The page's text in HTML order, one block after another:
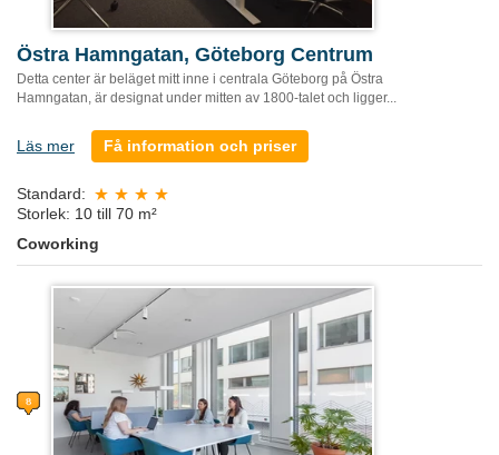
Östra Hamngatan, Göteborg Centrum
Detta center är beläget mitt inne i centrala Göteborg på Östra
Hamngatan, är designat under mitten av 1800-talet och ligger...
Läs mer Få information och priser
Standard:
Storlek: 10 till 70 m²
Coworking